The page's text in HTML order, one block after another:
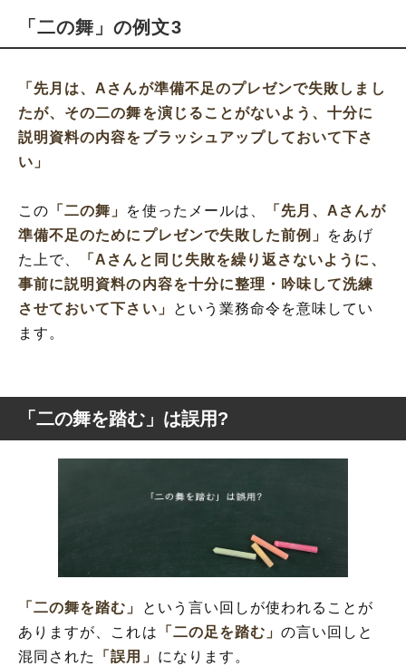
「二の舞」の例文3
「先月は、Aさんが準備不足のプレゼンで失敗しまし
たが、その二の舞を演じることがないよう、十分に
説明資料の内容をブラッシュアップしておいて下さ
い」
この 「二の舞」 を使ったメールは、
「先月、Aさんが
準備不足のためにプレゼンで失敗した前例」 をあげ
た上で、
「Aさんと同じ失敗を繰り返さないように、
事前に説明資料の内容を十分に整理・吟味して洗練
させておいて下さい」
という業務命令を意味してい
ます。
「二の舞を踏む」は誤用?
「二の舞を踏む」
という言い回しが使われることが
ありますが、これは 「二の足を踏む」の言い回しと
混同された
「誤用」 になります。